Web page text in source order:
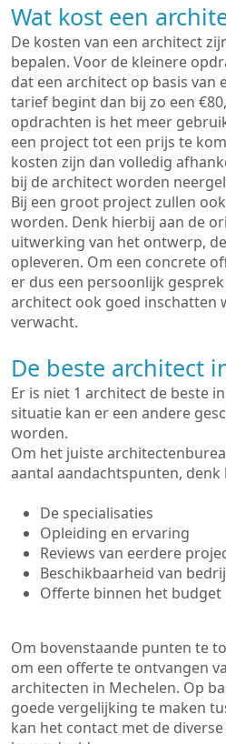
Wat kost een
De kosten van een architect
bepalen. Voor de kleinere
dat een architect op basis
tarief begint dan bij zo een
opdrachten is het meer
een project tot een prijs te
kosten zijn dan volledig
bij de architect worden
Bij een groot project zullen
worden. Denk hierbij aan de
uitwerking van het ontwerp,
opleveren. Om een concrete
er dus een persoonlijk
architect ook goed inschatten
verwacht.
De beste architect
Er is niet 1 architect de beste
situatie kan er een andere
worden.
Om het juiste
aantal aandachtspunten, denk
De specialisaties
Opleiding en ervaring
Reviews van eerdere
Beschikbaarheid van
Offerte binnen het budget
Om bovenstaande punten te
om een offerte te ontvangen
architecten in Mechelen. Op
goede vergelijking te maken
kan het contact met de